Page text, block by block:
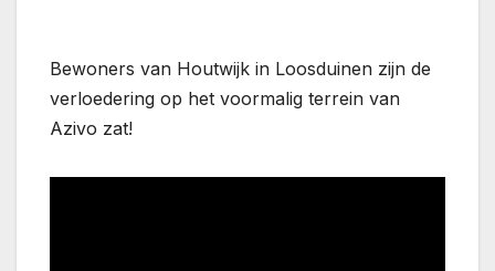
Bewoners van Houtwijk in Loosduinen zijn de
verloedering op het voormalig terrein van
Azivo zat!